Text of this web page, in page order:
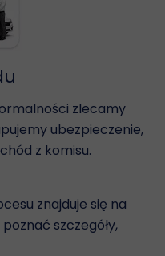
zlecamy
ubezpieczenie,
z komisu.
znajduje się na
szczegóły,